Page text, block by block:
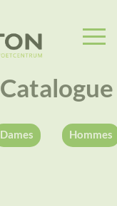
Catalogue
Dames Hommes